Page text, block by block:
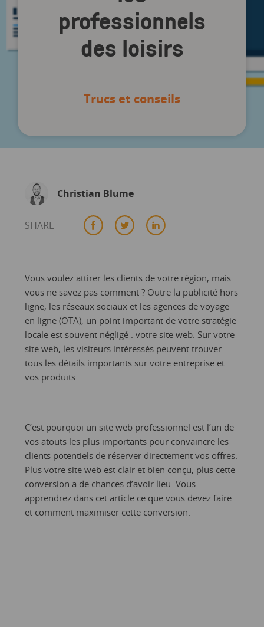
professionnels
des loisirs
Trucs et conseils
Christian Blume
SHARE
Vous voulez attirer les clients de votre région, mais
vous ne savez pas comment ? Outre la publicité hors
ligne, les réseaux sociaux et les agences de voyage
en ligne (OTA), un point important de votre stratégie
locale est souvent négligé : votre site web. Sur votre
site web, les visiteurs intéressés peuvent trouver
tous les détails importants sur votre entreprise et
vos produits.
C’est pourquoi un site web professionnel est l’un de
vos atouts les plus importants pour convaincre les
clients potentiels de réserver directement vos offres.
Plus votre site web est clair et bien conçu, plus cette
conversion a de chances d’avoir lieu. Vous
apprendrez dans cet article ce que vous devez faire
et comment maximiser cette conversion.